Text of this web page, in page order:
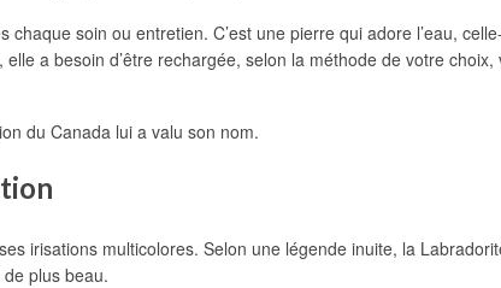
soin ou entretien. C’est une pierre qui adore l’eau,
a besoin d’être rechargée, selon la méthode de votre
du Canada lui a valu son nom.
irisations multicolores. Selon une légende inuite, la
plus beau.